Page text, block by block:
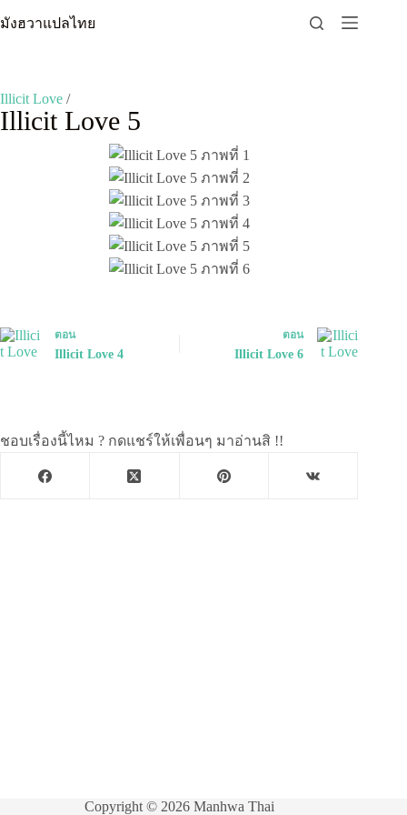
to
มังฮวาแปลไทย
Illicit Love /
Illicit Love 5
ตอน
Illicit Love 4
ตอน
Illicit Love 6
ชอบเรื่องนี้ไหม ? กดแชร์ให้เพื่อนๆ มาอ่านสิ !!
Copyright © 2026 Manhwa Thai